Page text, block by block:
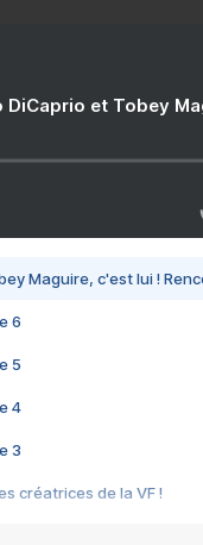
DiCaprio et Tobey
Maguire, c'est lui !
6
5
4
3
créatrices de la VF !